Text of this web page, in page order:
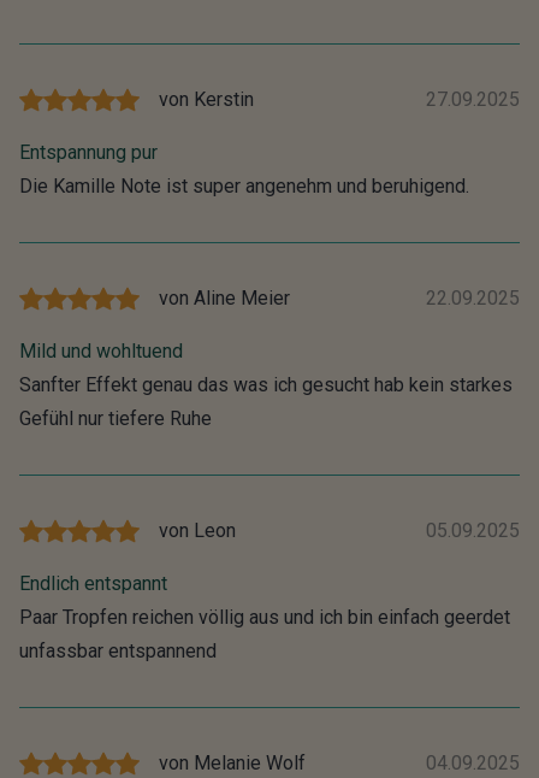
von Kerstin 27.09.2025
Entspannung pur
Die Kamille Note ist super angenehm und beruhigend.
von Aline Meier 22.09.2025
Mild und wohltuend
Sanfter Effekt genau das was ich gesucht hab kein starkes
Gefühl nur tiefere Ruhe
von Leon 05.09.2025
Endlich entspannt
Paar Tropfen reichen völlig aus und ich bin einfach geerdet
unfassbar entspannend
von Melanie Wolf 04.09.2025